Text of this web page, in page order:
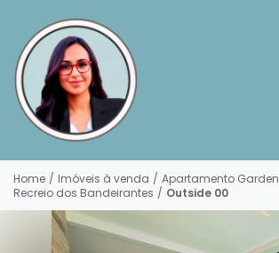
Home / Imóveis à venda / Apartamento Garden
Recreio dos Bandeirantes / Outside 00